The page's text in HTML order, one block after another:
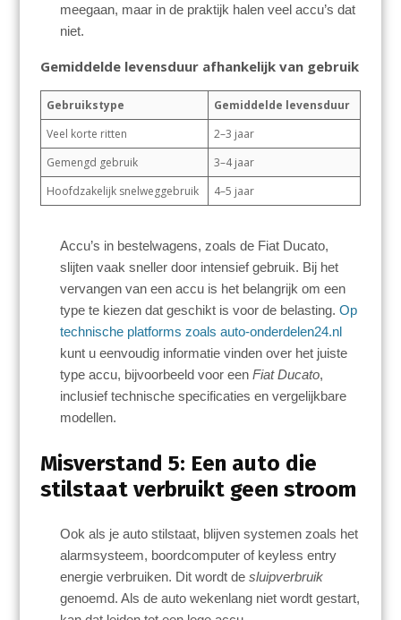
meegaan, maar in de praktijk halen veel accu’s dat
niet.
Gemiddelde levensduur afhankelijk van gebruik
Gebruikstype
Gemiddelde levensduur
Veel korte ritten
2–3 jaar
Gemengd gebruik
3–4 jaar
Hoofdzakelijk snelweggebruik
4–5 jaar
Accu’s in bestelwagens, zoals de Fiat Ducato,
slijten vaak sneller door intensief gebruik. Bij het
vervangen van een accu is het belangrijk om een
type te kiezen dat geschikt is voor de belasting.Op
technische platforms zoals auto-onderdelen24.nl
kunt u eenvoudig informatie vinden over het juiste
type accu, bijvoorbeeld voor eenFiat Ducato,
inclusief technische specificaties en vergelijkbare
modellen.
Misverstand 5: Een auto die
stilstaat verbruikt geen stroom
Ook als je auto stilstaat, blijven systemen zoals het
alarmsysteem, boordcomputer of keyless entry
energie verbruiken. Dit wordt desluipverbruik
genoemd. Als de auto wekenlang niet wordt gestart,